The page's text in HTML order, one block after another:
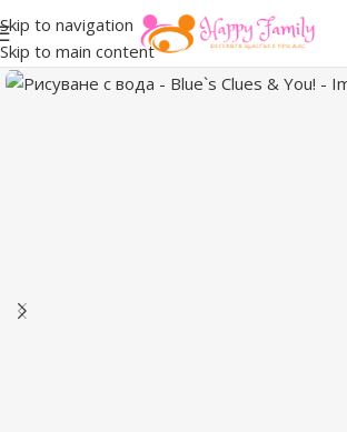
Skip to navigation
Skip to main content